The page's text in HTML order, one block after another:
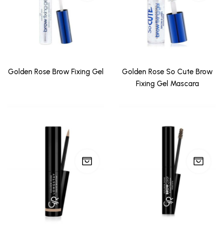
Golden Rose Brow Fixing Gel
Golden Rose So Cute Brow
Fixing Gel Mascara